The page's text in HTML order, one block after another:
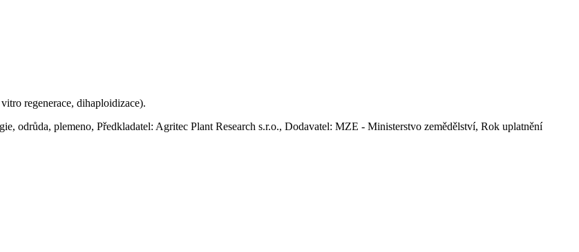
regenerace, dihaploidizace).
odrůda, plemeno, Předkladatel: Agritec Plant Research s.r.o., Dodavatel: MZE - Ministerstvo zemědělství, Rok uplatnění